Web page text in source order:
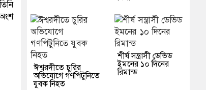
ঈশ্বরদীতে চুরির
অভিযোগে গণপিটুনিতে
যুবক নিহত
শীর্ষ সন্ত্রাসী ডেভিড
ইমনের ১০ দিনের
রিমান্ড